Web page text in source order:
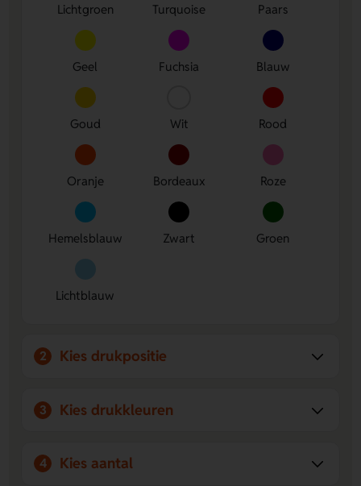
voor een mix.
Onze standaard bedrukking Qualityprint is samen met de
High Quality Precision Print, de allerbeste drukkwaliteit voor
bedrukte ballonnen wereldwijd, omdat deze een volledige
inktdekking garandeert voor zowel 1-drukkleur als
meerkleurendruk.
Lichtgroen Turquoise Paars
Geel Fuchsia Blauw
Goud Wit Rood
Oranje Bordeaux Roze
Hemelsblauw Zwart Groen
Lichtblauw
2 Kies drukpositie
3 Kies drukkleuren
4 Kies aantal